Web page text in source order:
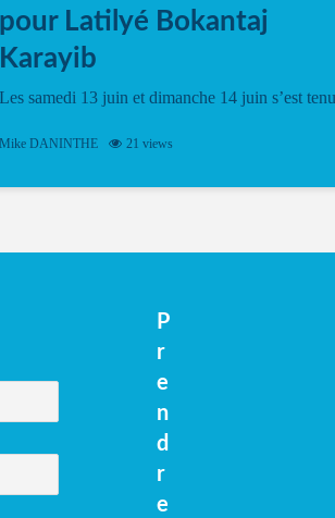
pour Latilyé Bokantaj
Karayib
Les samedi 13 juin et dimanche 14 juin s’est tenu
vibrant à Pierrot Narouman, organisé par
spectacle de fin d’année, présenté à la salle...
Mike DANINTHE 21 views
P
r
e
n
d
r
e